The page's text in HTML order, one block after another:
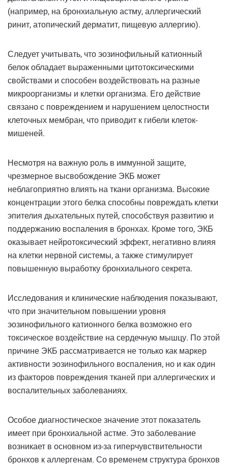
(например, на бронхиальную астму, аллергический
ринит, атопический дерматит, пищевую аллергию).
Следует учитывать, что эозинофильный катионный
белок обладает выраженными цитотоксическими
свойствами и способен воздействовать на разные
микроорганизмы и клетки организма. Его действие
связано с повреждением и нарушением целостности
клеточных мембран, что приводит к гибели клеток-
мишеней.
Несмотря на важную роль в иммунной защите,
чрезмерное высвобождение ЭКБ может
неблагоприятно влиять на ткани организма. Высокие
концентрации этого белка способны повреждать клетки
эпителия дыхательных путей, способствуя развитию и
поддержанию воспаления в бронхах. Кроме того, ЭКБ
оказывает нейротоксический эффект, негативно влияя
на клетки нервной системы, а также стимулирует
повышенную выработку бронхиального секрета.
Исследования и клинические наблюдения показывают,
что при значительном повышении уровня
эозинофильного катионного белка возможно его
токсическое воздействие на сердечную мышцу. По этой
причине ЭКБ рассматривается не только как маркер
активности эозинофильного воспаления, но и как один
из факторов повреждения тканей при аллергических и
воспалительных заболеваниях.
Особое диагностическое значение этот показатель
имеет при бронхиальной астме. Это заболевание
возникает в основном из-за гиперчувствительности
бронхов к аллергенам. Со временем структура бронхов